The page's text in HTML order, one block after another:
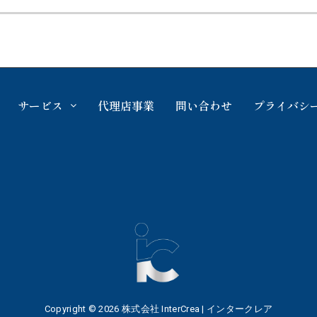
サービス 代理店事業 問い合わせ プライバシ
Copyright © 2026 株式会社 InterCrea | インタークレア